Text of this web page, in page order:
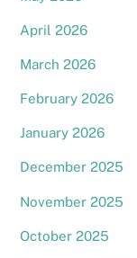
April 2026
March 2026
February 2026
January 2026
December 2025
November 2025
October 2025